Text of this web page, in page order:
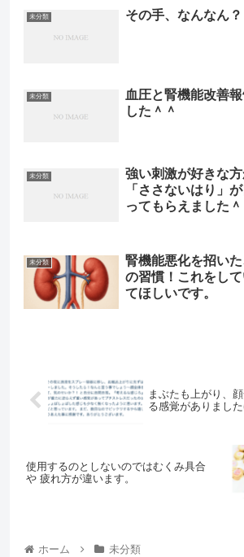
未分類 その手、なんなん？
未分類
血圧と腎機能改善
した＾＾
未分類
強い刺激が好きな
「ささないはり」
ってもらえました＾
未分類
腎機能悪化を招い
の習慣！これをし
てほしいです。
まぶたも上がり、
る感覚がありまし
使用するのとしないのではむくみ具合
や 疲れ方が違います。
ホーム 未分類